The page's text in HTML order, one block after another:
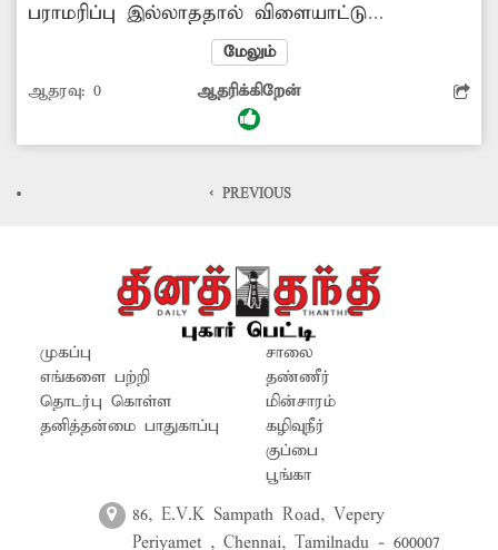
பராமரிப்பு இல்லாததால் விளையாட்டு
சாதனங்கள் சேதமடைந்துபோய் உள்ளது.
மேலும் நடைபாதையில் செடிகள் முளைத்து
புதர்மண்டி கிடக்கிறது. இதனை அதிகாரிகள்
மேலும்
ஆதரவு: 0 ஆதரிக்கிறேன்
< PREVIOUS
முகப்பு
எங்களை பற்றி
தொடர்பு கொள்ள
தனித்தன்மை பாதுகாப்பு
சாலை
தண்ணீர்
மின்சாரம்
கழிவுநீர்
குப்பை
பூங்கா
86, E.V.K Sampath Road, Vepery
Periyamet , Chennai, Tamilnadu - 600007